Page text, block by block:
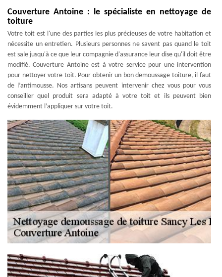
Couverture Antoine : le spécialiste en nettoyage de
toiture
Votre toit est l'une des parties les plus précieuses de votre habitation et
nécessite un entretien. Plusieurs personnes ne savent pas quand le toit
est sale jusqu'à ce que leur compagnie d'assurance leur dise qu'il doit être
modifié. Couverture Antoine est à votre service pour une intervention
pour nettoyer votre toit. Pour obtenir un bon demoussage toiture, il faut
de l’antimousse. Nos artisans peuvent intervenir chez vous pour vous
conseiller quel produit sera adapté à votre toit et ils peuvent bien
évidemment l’appliquer sur votre toit.